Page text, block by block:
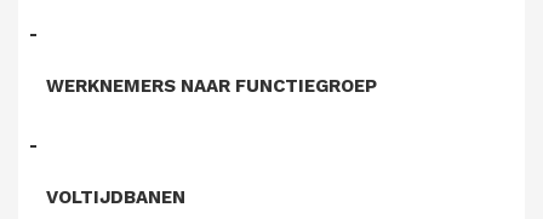
WERKNEMERS NAAR FUNCTIEGROEP
VOLTIJDBANEN